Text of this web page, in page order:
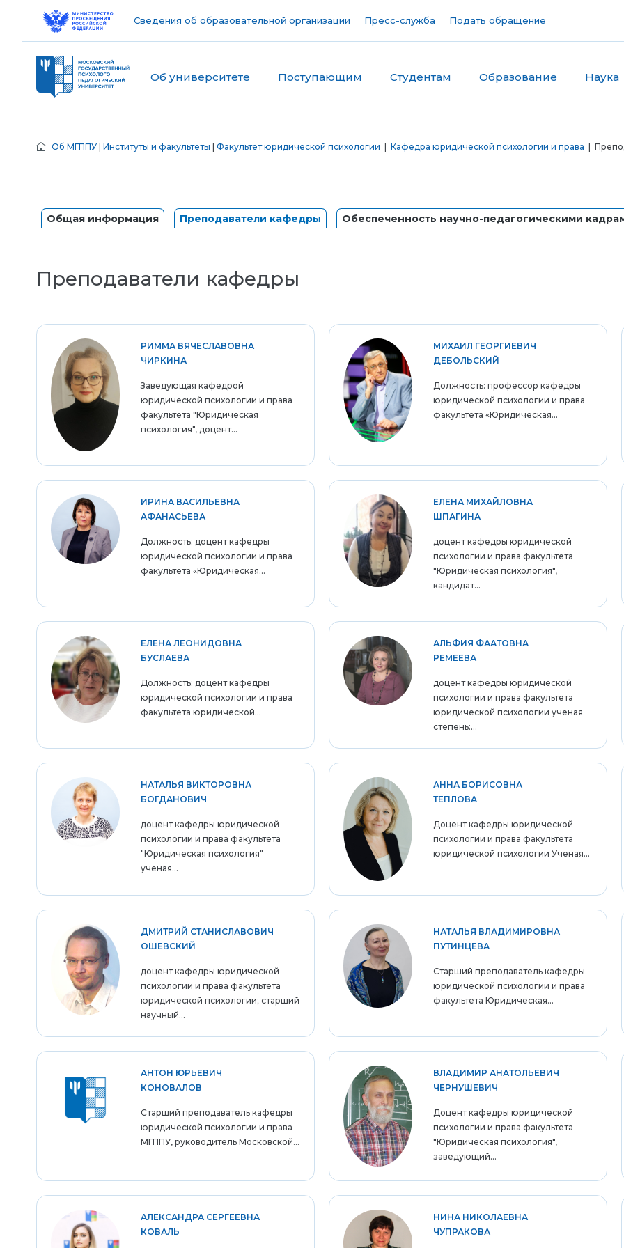
Сведения об образовательной организации Пресс-служба Подать обращение
Об университете Поступающим Студентам Образование Наука
Об МГППУ Институты и факультеты Факультет юридической психологии Кафедра юридической психологии и права |
Общая информация Преподаватели кафедры Обеспеченность научно-педагогическими
Преподаватели кафедры
РИММА ВЯЧЕСЛАВОВНА
ЧИРКИНА
Заведующая кафедрой
юридической психологии и права
факультета "Юридическая
психология", доцент...
МИХАИЛ ГЕОРГИЕВИЧ
ДЕБОЛЬСКИЙ
Должность: профессор кафедры
юридической психологии и права
факультета «Юридическая...
ИРИНА ВАСИЛЬЕВНА
АФАНАСЬЕВА
Должность: доцент кафедры
юридической психологии и права
факультета «Юридическая...
ЕЛЕНА МИХАЙЛОВНА
ШПАГИНА
доцент кафедры юридической
психологии и права факультета
"Юридическая психология",
кандидат...
ЕЛЕНА ЛЕОНИДОВНА
БУСЛАЕВА
Должность: доцент кафедры
юридической психологии и права
факультета юридической...
АЛЬФИЯ ФААТОВНА
РЕМЕЕВА
доцент кафедры юридической
психологии и права факультета
юридической психологии ученая
степень:...
НАТАЛЬЯ ВИКТОРОВНА
БОГДАНОВИЧ
доцент кафедры юридической
психологии и права факультета
"Юридическая психология"
ученая...
АННА БОРИСОВНА
ТЕПЛОВА
Доцент кафедры юридической
психологии и права факультета
юридической психологии Ученая...
ДМИТРИЙ СТАНИСЛАВОВИЧ
ОШЕВСКИЙ
доцент кафедры юридической
психологии и права факультета
юридической психологии; старший
научный...
НАТАЛЬЯ ВЛАДИМИРОВНА
ПУТИНЦЕВА
Старший преподаватель кафедры
юридической психологии и права
факультета Юридическая...
АНТОН ЮРЬЕВИЧ
КОНОВАЛОВ
Старший преподаватель кафедры
юридической психологии и права
МГППУ, руководитель Московской...
ВЛАДИМИР АНАТОЛЬЕВИЧ
ЧЕРНУШЕВИЧ
Доцент кафедры юридической
психологии и права факультета
"Юридическая психология",
заведующий...
АЛЕКСАНДРА СЕРГЕЕВНА
КОВАЛЬ
НИНА НИКОЛАЕВНА
ЧУПРАКОВА